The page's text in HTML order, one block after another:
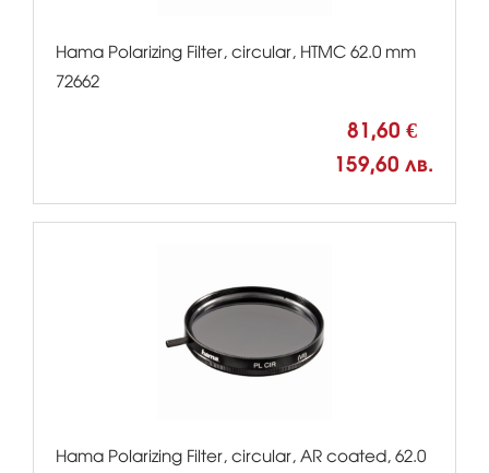
Hama Polarizing Filter, circular, HTMC 62.0 mm
72662
81,60 €
159,60 лв.
Hama Polarizing Filter, circular, AR coated, 62.0